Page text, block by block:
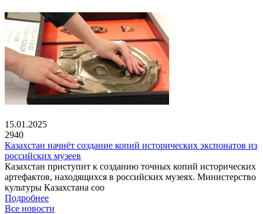
15.01.2025
2940
Казахстан начнёт создание копий исторических экспонатов из
российских музеев
Казахстан приступит к созданию точных копий исторических
артефактов, находящихся в российских музеях. Министерство
культуры Казахстана соо
Подробнее
Все новости